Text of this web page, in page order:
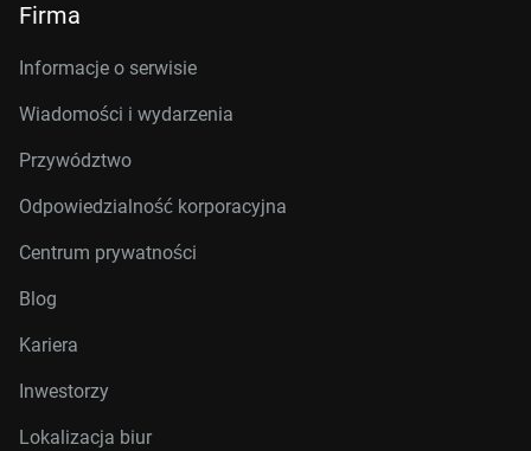
Firma
Informacje o serwisie
Wiadomości i wydarzenia
Przywództwo
Odpowiedzialność korporacyjna
Centrum prywatności
Blog
Kariera
Inwestorzy
Lokalizacja biur